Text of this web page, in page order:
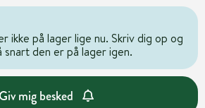
ikke på lager lige nu. Skriv dig op og
snart den er på lager igen.
mig besked